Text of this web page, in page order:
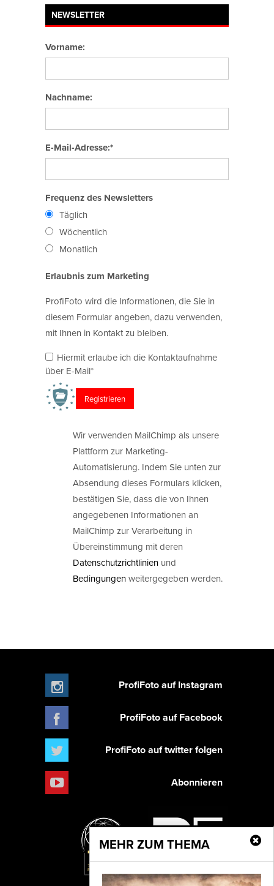
NEWSLETTER
Vorname:
Nachname:
E-Mail-Adresse:*
Frequenz des Newsletters
Täglich
Wöchentlich
Monatlich
Erlaubnis zum Marketing
ProfiFoto wird die Informationen, die Sie in
diesem Formular angeben, dazu verwenden,
mit Ihnen in Kontakt zu bleiben.
Hiermit erlaube ich die Kontaktaufnahme
über E-Mail*
Wir verwenden MailChimp als unsere
Plattform zur Marketing-
Automatisierung. Indem Sie unten zur
Absendung dieses Formulars klicken,
bestätigen Sie, dass die von Ihnen
angegebenen Informationen an
MailChimp zur Verarbeitung in
Übereinstimmung mit deren
Datenschutzrichtlinien und
Bedingungenweitergegeben werden.
MEHR ZUM THEMA
ProfiFoto auf Instagram
ProfiFoto auf Facebook
ProfiFoto auf twitter folgen
Abonnieren